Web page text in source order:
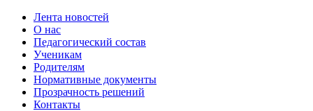
Лента новостей
О нас
Педагогический состав
Ученикам
Родителям
Нормативные документы
Прозрачность решений
Контакты